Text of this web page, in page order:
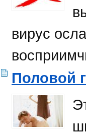
вирус
Половой